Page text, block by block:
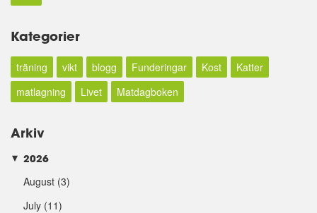
Kategorier
träning vikt blogg Funderingar Kost
Katter
matlagning
Livet Matdagboken
Arkiv
► 2026
August (3)
July (11)